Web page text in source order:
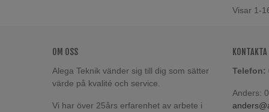
Visar 1-
OM OSS
Alega Teknik vänder sig till dig som sätter
värde på kvalité och service.
Vi har över 25års erfarenhet av arbete i
Telefon:
Anders: